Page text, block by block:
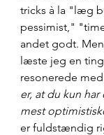
tricks à la "læg
pessimist,"
andet godt.
læste jeg en
resonerede
er, at du kun
mest
er fuldstændig